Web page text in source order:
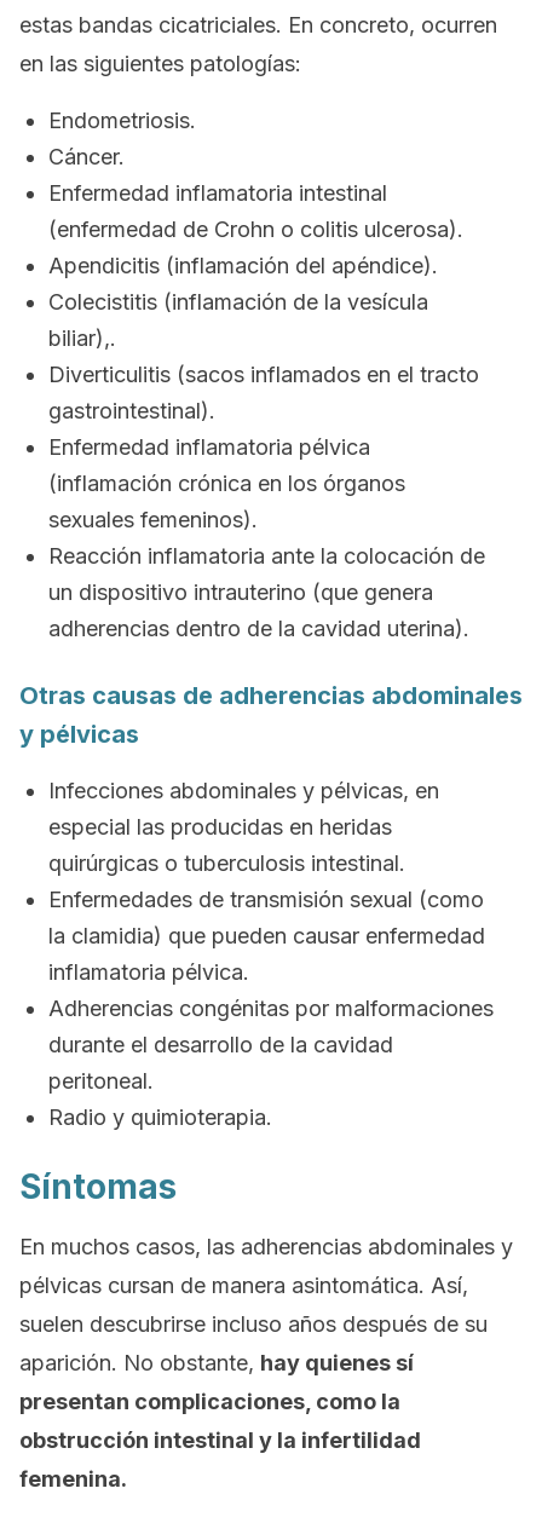
estas bandas cicatriciales. En concreto, ocurren
en las siguientes patologías:
Endometriosis.
Cáncer.
Enfermedad inflamatoria intestinal
(enfermedad de Crohn o colitis ulcerosa).
Apendicitis (inflamación del apéndice).
Colecistitis (inflamación de la vesícula
biliar),.
Diverticulitis (sacos inflamados en el tracto
gastrointestinal).
Enfermedad inflamatoria pélvica
(inflamación crónica en los órganos
sexuales femeninos).
Reacción inflamatoria ante la colocación de
un dispositivo intrauterino (que genera
adherencias dentro de la cavidad uterina).
Otras causas de adherencias abdominales
y pélvicas
Infecciones abdominales y pélvicas, en
especial las producidas en heridas
quirúrgicas o tuberculosis intestinal.
Enfermedades de transmisión sexual (como
la clamidia) que pueden causar enfermedad
inflamatoria pélvica.
Adherencias congénitas por malformaciones
durante el desarrollo de la cavidad
peritoneal.
Radio y quimioterapia.
Síntomas
En muchos casos, las adherencias abdominales y
pélvicas cursan de manera asintomática. Así,
suelen descubrirse incluso años después de su
aparición. No obstante, hay quienes sí
presentan complicaciones, como la
obstrucción intestinal y la infertilidad
femenina.